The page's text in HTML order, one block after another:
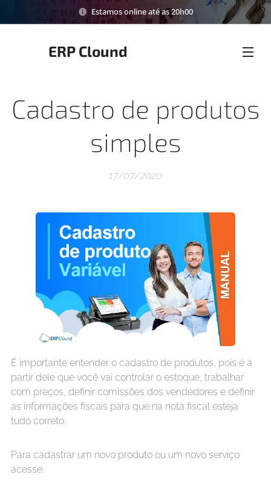
Estamos online até as 20h00
ERP Clound
Cadastro de produtos
simples
17/07/2020
É importante entender o cadastro de produtos, pois é a
partir dele que você vai controlar o estoque, trabalhar
com preços, definir comissões dos vendedores e definir
as informações fiscais para que na nota fiscal esteja
tudo correto.
Para cadastrar um novo produto ou um novo serviço
acesse: